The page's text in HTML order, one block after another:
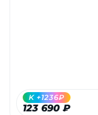
123 690 ₽
K +1236₽